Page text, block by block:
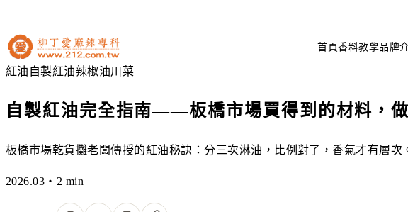
首頁香料教學品牌
紅油 自製紅油辣椒油川菜
自製紅油完全指南——板橋市場買得到的材料，
板橋市場乾貨攤老闆傳授的紅油秘訣：分三次淋油，比例對了，香氣才有層次
2026.03・2 min